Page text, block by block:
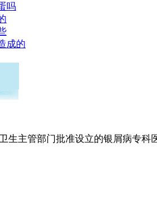
吗
成的
生主管部门批准设立的银屑病专